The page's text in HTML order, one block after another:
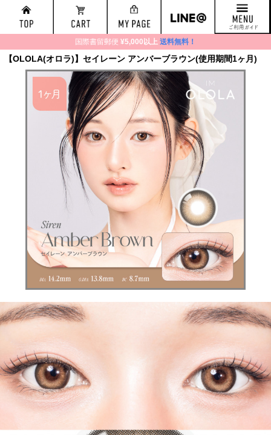
国際書留郵便 ¥5,000以上 送料無料！
【OLOLA(オロラ)】セイレーン アンバーブラウン(使用期間1ヶ月)